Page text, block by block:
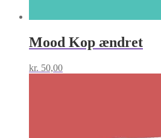
Mood Kop ændret
kr. 50,00